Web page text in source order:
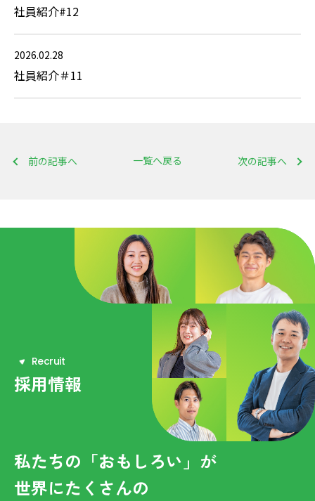
社員紹介#12
2026.02.28
社員紹介＃11
前の記事へ 次の記事へ
一覧へ戻る
Recruit
採用情報
私たちの「おもしろい」が
世界にたくさんの